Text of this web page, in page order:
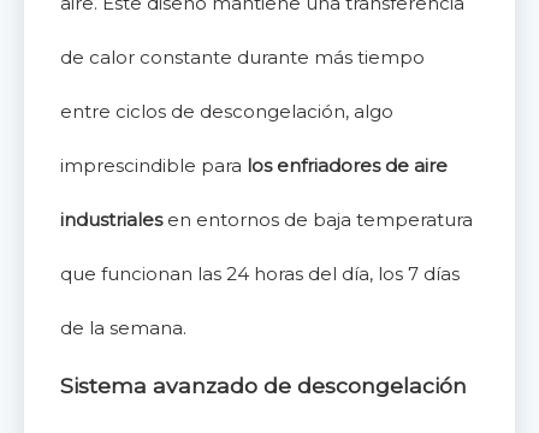
de calor constante durante más tiempo
entre ciclos de descongelación, algo
imprescindible para los enfriadores de aire
industriales en entornos de baja temperatura
que funcionan las 24 horas del día, los 7 días
de la semana.
Sistema avanzado de descongelación